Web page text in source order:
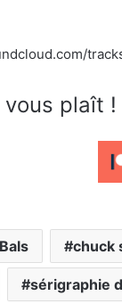
vous plaît
chuck
sérigraphie